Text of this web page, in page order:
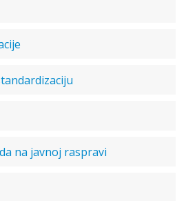
na javnoj raspravi